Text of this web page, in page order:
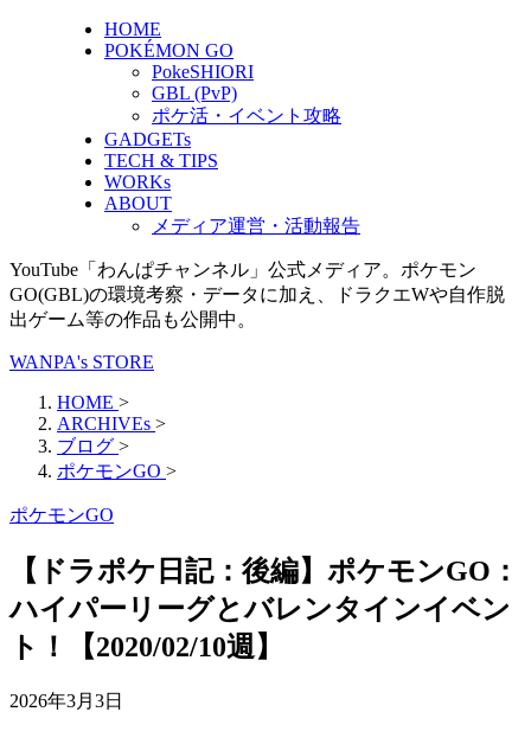
HOME
POKÉMON GO
PokeSHIORI
GBL (PvP)
ポケ活・イベント攻略
GADGETs
TECH & TIPS
WORKs
ABOUT
メディア運営・活動報告
YouTube「わんぱチャンネル」公式メディア。ポケモン
GO(GBL)の環境考察・データに加え、ドラクエWや自作脱
出ゲーム等の作品も公開中。
WANPA's STORE
HOME >
ARCHIVEs >
ブログ >
ポケモンGO >
ポケモンGO
【ドラポケ日記：後編】ポケモンGO：
ハイパーリーグとバレンタインイベン
ト！【2020/02/10週】
2026年3月3日